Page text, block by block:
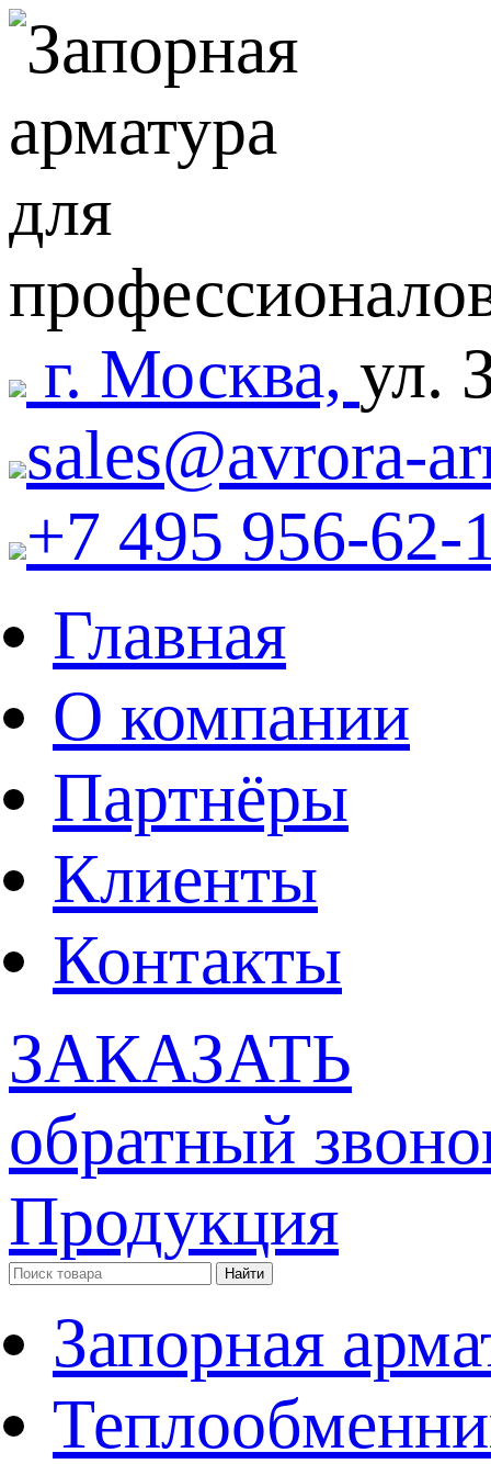
г. Москва, ул.
sales@avrora-
+7 495 956-62-
Главная
О компании
Партнёры
Клиенты
Контакты
ЗАКАЗАТЬ
обратный
Продукция
Запорная